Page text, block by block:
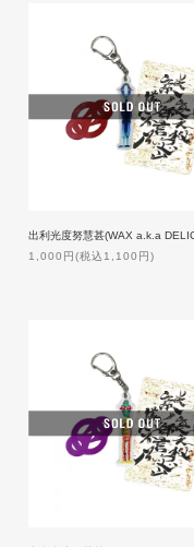
1,000円(税込1,100円)